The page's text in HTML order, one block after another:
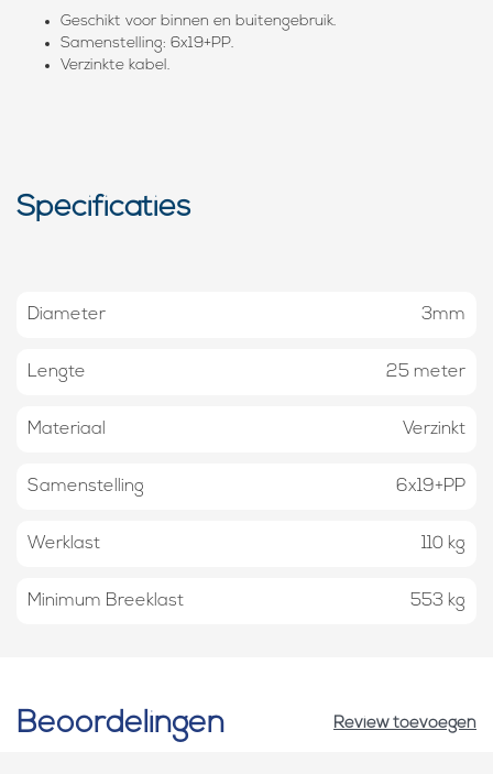
Geschikt voor binnen en buitengebruik.
Samenstelling: 6x19+PP.
Verzinkte kabel.
Specificaties
Diameter 3mm
Lengte 25 meter
Materiaal Verzinkt
Samenstelling 6x19+PP
Werklast 110 kg
Minimum Breeklast 553 kg
Beoordelingen Review toevoegen